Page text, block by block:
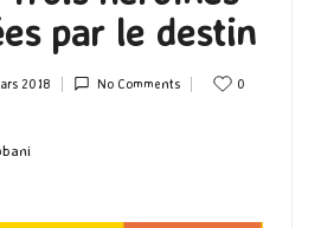
par le destin
2018 No Comments 0